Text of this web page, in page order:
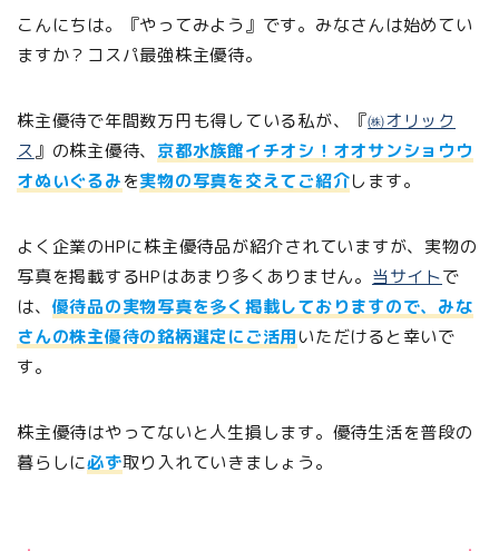
こんにちは。『やってみよう』です。みなさんは始めてい
ますか？コスパ最強株主優待。
株主優待で年間数万円も得している私が、『㈱オリック
ス』の株主優待、 京都水族館イチオシ！オオサンショウウ
オぬいぐるみを実物の写真を交えてご紹介します。
よく企業のHPに株主優待品が紹介されていますが、実物の
写真を掲載するHPはあまり多くありません。 当サイトで
は、 優待品の実物写真を多く掲載しておりますので、みな
さんの株主優待の銘柄選定にご活用いただけると幸いで
す。
株主優待はやってないと人生損します。優待生活を普段の
暮らしに必ず取り入れていきましょう。